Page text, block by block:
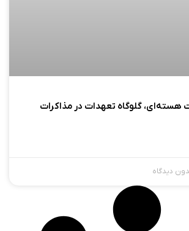
هسته‌ای، گلوگاه تعهدات در مذاکرات
دیدگاه